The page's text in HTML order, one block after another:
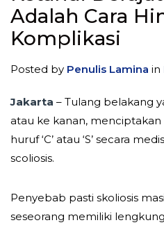
Adalah Cara
Komplikasi
Posted by Penulis Lamina in
Jakarta – Tulang belakang
atau ke kanan,
huruf ‘C’ atau ‘S’ secara
scoliosis.
Penyebab pasti skoliosis
seseorang memiliki